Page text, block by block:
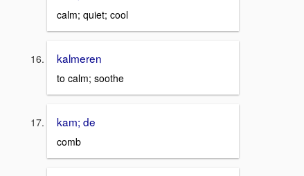
calm; quiet; cool
kalmeren
to calm; soothe
kam; de
comb